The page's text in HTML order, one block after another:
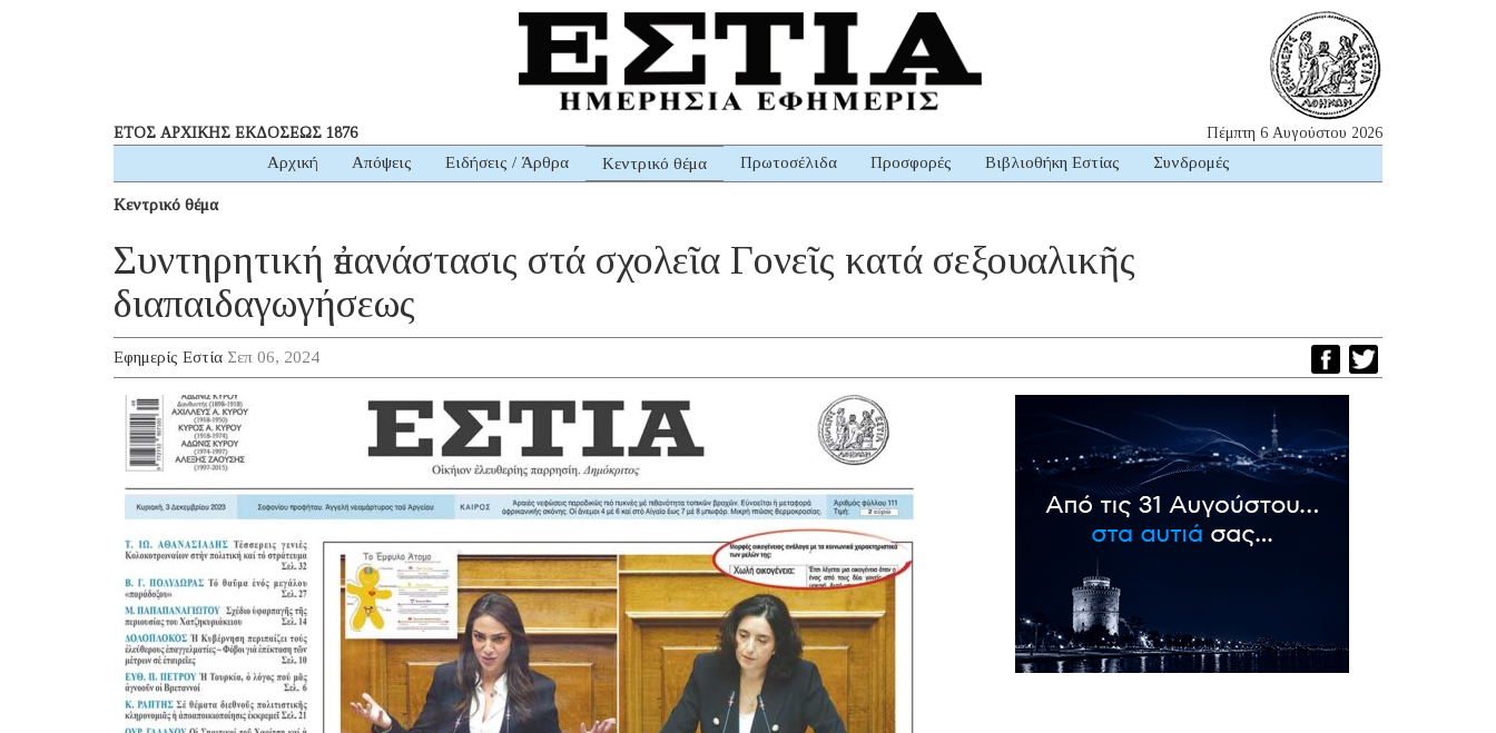
ΕΤΟΣ ΑΡΧΙΚΗΣ ΕΚΔΟΣΕΩΣ 1876 Πέμπτη 6 Αυγούστου 2026
Αρχική Απόψεις Ειδήσεις / Άρθρα Κεντρικό θέμα Πρωτοσέλιδα Προσφορές Βιβλιοθήκη Εστίας Συνδρομές
Κεντρικό θέμα
Συντηρητική ἐπανάστασις στά σχολεῖα Γονεῖς κατά σεξουαλικῆς
διαπαιδαγωγήσεως
Εφημερίς Εστία Σεπ 06, 2024